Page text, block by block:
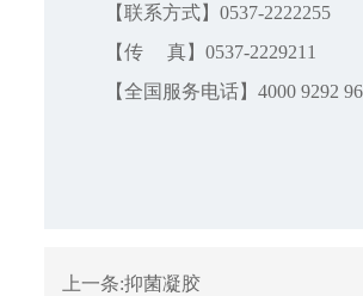
【联系方式】0537-2222255
【传 真】0537-2229211
【全国服务电话】4000 9292 96
上一条:抑菌凝胶